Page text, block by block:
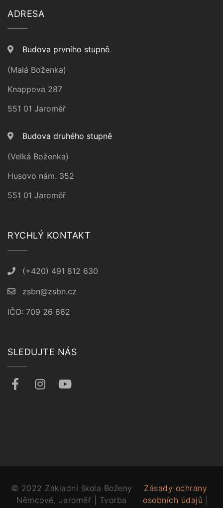
ADRESA
Budova prvního stupně
(Malá Boženka)
Knappova 287
551 01 Jaroměř
Budova druhého stupně
(Velká Boženka)
Husovo nám. 352
551 01 Jaroměř
RYCHLÝ KONTAKT
(+420) 491 812 630
zsbn@zsbn.cz
IČO: 709 26 662
SLEDUJTE NÁS
© 2022 Základní škola Boženy
Němcové, Jaroměř | Tvorba
Zásady ochrany
osobních údajů